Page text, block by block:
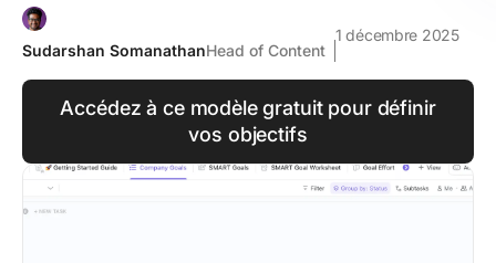
Sudarshan SomanathanHead of Content
1 décembre 2025
Accédez à ce modèle gratuit pour définir
vos objectifs